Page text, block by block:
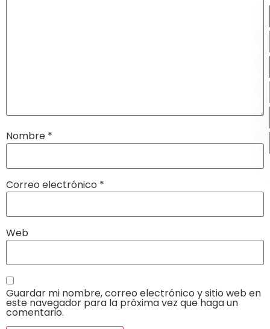
Nombre *
Correo electrónico *
Web
Guardar mi nombre, correo electrónico y sitio web en
este navegador para la próxima vez que haga un
comentario.